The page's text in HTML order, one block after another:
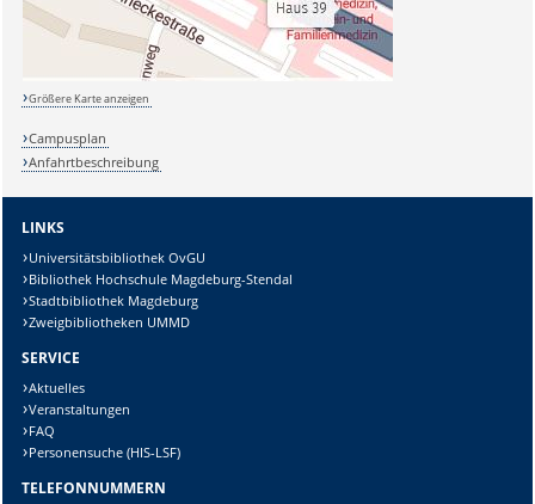
Größere Karte anzeigen
Campusplan
Anfahrtbeschreibung
LINKS
Universitätsbibliothek OvGU
Bibliothek Hochschule Magdeburg-Stendal
Stadtbibliothek Magdeburg
Zweigbibliotheken UMMD
SERVICE
Aktuelles
Veranstaltungen
FAQ
Personensuche (HIS-LSF)
TELEFONNUMMERN